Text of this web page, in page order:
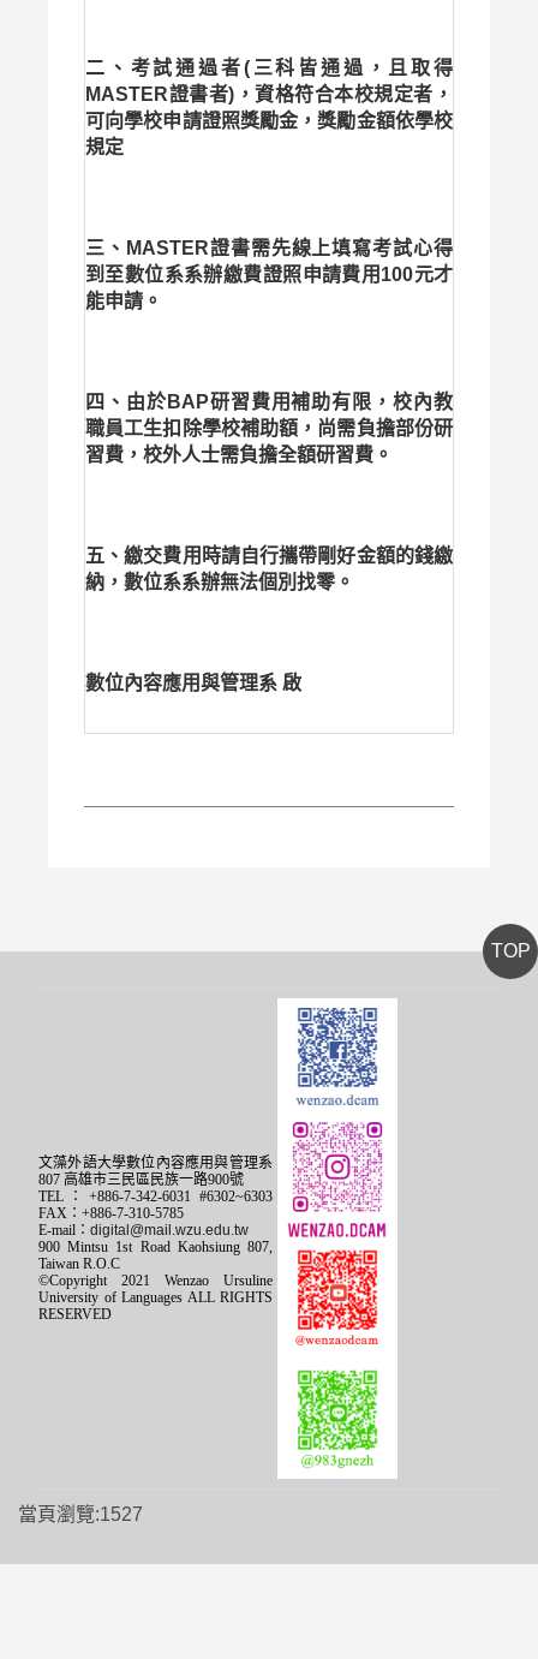
二、考試通過者(三科皆通過，且取得
MASTER證書者)，資格符合本校規定者，
可向學校申請證照獎勵金，獎勵金額依學校
規定
三、MASTER證書需先線上填寫考試心得
到至數位系系辦繳費證照申請費用100元才
能申請。
四、由於BAP研習費用補助有限，校內教
職員工生扣除學校補助額，尚需負擔部份研
習費，校外人士需負擔全額研習費。
五、繳交費用時請自行攜帶剛好金額的錢繳
納，數位系系辦無法個別找零。
數位內容應用與管理系 啟
文藻外語大學數位內容應用與管理系
807 高雄市三民區民族一路900號
TEL：+886-7-342-6031 #6302~6303
FAX：+886-7-310-5785
E-mail： digital@mail.wzu.edu.tw
900 Mintsu 1st Road Kaohsiung 807,
Taiwan R.O.C
©Copyright 2021 Wenzao Ursuline
University of Languages ALL RIGHTS
RESERVED
當頁瀏覽:1527
TOP